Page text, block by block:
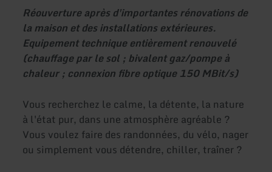
Réouverture après d'importantes rénovations de
la maison et des installations extérieures.
Equipement technique entièrement renouvelé
(chauffage par le sol ; bivalent gaz/pompe à
chaleur ; connexion fibre optique 150 MBit/s)
Vous recherchez le calme, la détente, la nature
à l'état pur, dans une atmosphère agréable ?
Vous voulez faire des randonnées, du vélo, nager
ou simplement vous détendre, chiller, traîner ?